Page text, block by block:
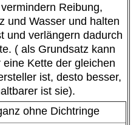
Reibung,
und Wasser und halten
und verlängern dadurch
( als Grundsatz kann
Kette der gleichen
ist, desto besser,
ist sie).
ohne Dichtringe